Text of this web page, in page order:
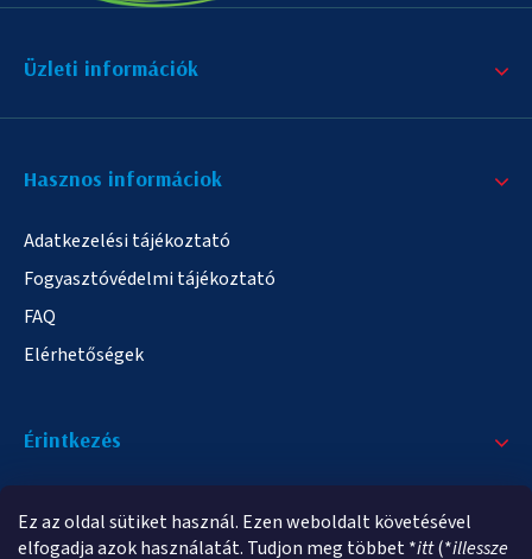
Ez az oldal sütiket használ. Ezen weboldalt követésével
elfogadja azok használatát. Tudjon meg többet *itt(*illessze
Üzleti információk
Hasznos informáciok
Adatkezelési tájékoztató
Fogyasztóvédelmi tájékoztató
FAQ
Elérhetőségek
Érintkezés
info@elampa.hu